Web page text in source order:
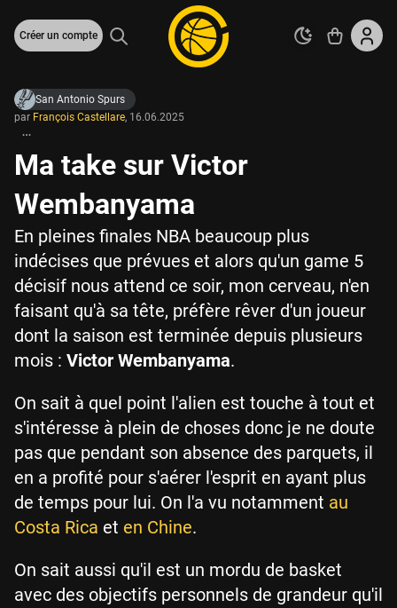
Créer un compte
San Antonio Spurs
par François Castellare, 16.06.2025
Ma take sur Victor
Wembanyama
En pleines finales NBA beaucoup plus
indécises que prévues et alors qu'un game 5
décisif nous attend ce soir, mon cerveau, n'en
faisant qu'à sa tête, préfère rêver d'un joueur
dont la saison est terminée depuis plusieurs
mois : Victor Wembanyama.
On sait à quel point l'alien est touche à tout et
s'intéresse à plein de choses donc je ne doute
pas que pendant son absence des parquets, il
en a profité pour s'aérer l'esprit en ayant plus
de temps pour lui. On l'a vu notamment au
Costa Rica et en Chine.
On sait aussi qu'il est un mordu de basket
avec des objectifs personnels de grandeur qu'il